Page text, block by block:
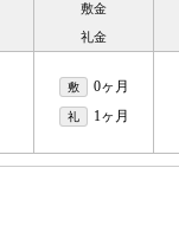
敷金
礼金
敷 0ヶ月
礼 1ヶ月